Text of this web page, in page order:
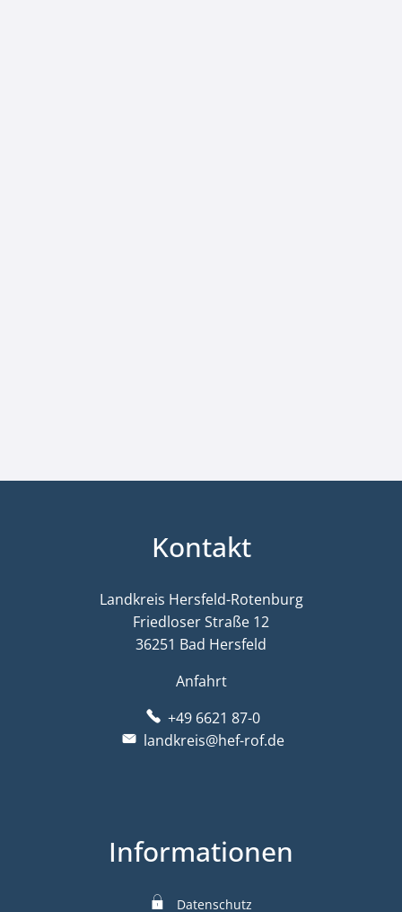
Kontakt
Landkreis Hersfeld-Rotenburg
Friedloser Straße 12
36251 Bad Hersfeld
Anfahrt
+49 6621 87-0
landkreis@hef-rof.de
Informationen
Datenschutz